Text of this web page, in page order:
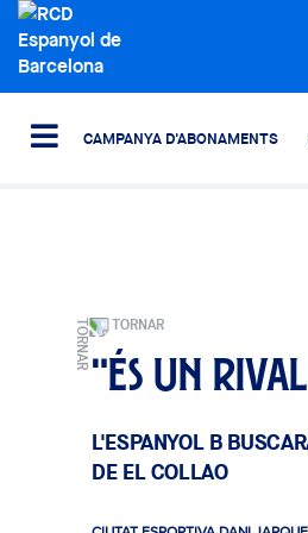
CAMPANYA D'ABONAMENTS
TORNAR
"És un
L'ESPANYOL B
DE EL COLLAO